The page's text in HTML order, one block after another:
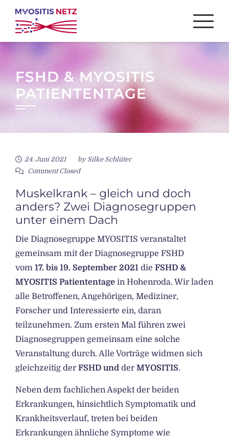
Skip
content
FSHD & MYOSITIS
PATIENTENTAGE
24. Juni 2021 by Silke Schlüter
Comment Closed
Muskelkrank – gleich und doch
anders? Zwei Diagnosegruppen
unter einem Dach
Die Diagnosegruppe MYOSITIS veranstaltet
gemeinsam mit der Diagnosegruppe FSHD
vom 17. bis 19. September 2021 die FSHD &
MYOSITIS Patiententage in Hohenroda. Wir laden
alle Betroffenen, Angehörigen, Mediziner,
Forscher und Interessierte ein, daran
teilzunehmen. Zum ersten Mal führen zwei
Diagnosegruppen gemeinsam eine solche
Veranstaltung durch. Alle Vorträge widmen sich
gleichzeitig der FSHD und der MYOSITIS.
Neben dem fachlichen Aspekt der beiden
Erkrankungen, hinsichtlich Symptomatik und
Krankheitsverlauf, treten bei beiden
Erkrankungen ähnliche Symptome wie